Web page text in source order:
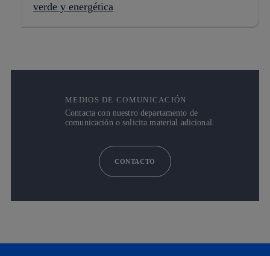
verde y energética
MEDIOS DE COMUNICACIÓN
Contacta con nuestro departamento de
comunicación o solicita material adicional.
CONTACTO